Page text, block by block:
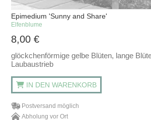
Epimedium 'Sunny and Share'
Elfenblume
8,00€
glöckchenförmige gelbe Blüten, lange
Laubaustrieb
IN DEN WARENKORB
Postversand möglich
Abholung vor Ort